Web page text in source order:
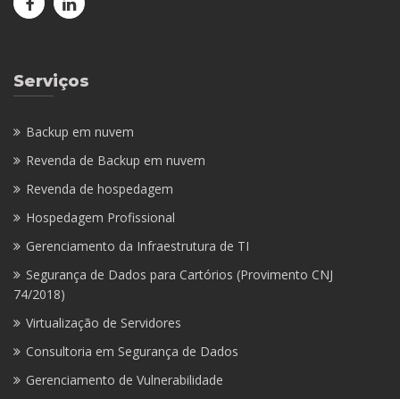
Serviços
Backup em nuvem
Revenda de Backup em nuvem
Revenda de hospedagem
Hospedagem Profissional
Gerenciamento da Infraestrutura de TI
Segurança de Dados para Cartórios (Provimento CNJ
74/2018)
Virtualização de Servidores
Consultoria em Segurança de Dados
Gerenciamento de Vulnerabilidade